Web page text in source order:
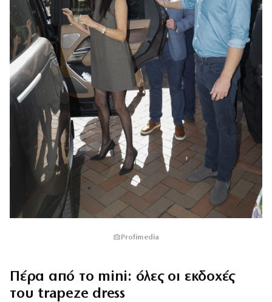
Profimedia
Πέρα από το mini: όλες οι εκδοχές
του trapeze dress